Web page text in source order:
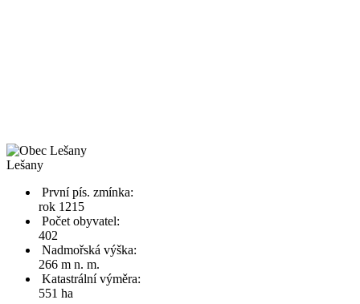
Lešany
První pís. zmínka:
rok 1215
Počet obyvatel:
402
Nadmořská výška:
266 m n. m.
Katastrální výměra:
551 ha